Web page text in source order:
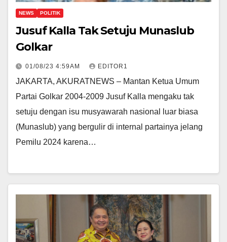
NEWS POLITIK
Jusuf Kalla Tak Setuju Munaslub
Golkar
01/08/23 4:59AM EDITOR1
JAKARTA, AKURATNEWS – Mantan Ketua Umum
Partai Golkar 2004-2009 Jusuf Kalla mengaku tak
setuju dengan isu musyawarah nasional luar biasa
(Munaslub) yang bergulir di internal partainya jelang
Pemilu 2024 karena…